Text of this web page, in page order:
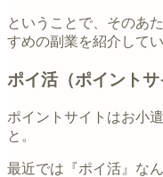
ということで、そのあ
すめの副業を紹介してい
ポイ活（ポイントサ
ポイントサイトはお小
と。
最近では『ポイ活』な